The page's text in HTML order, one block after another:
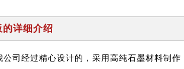
的详细介绍
公司经过精心设计的，采用高纯石墨材料制